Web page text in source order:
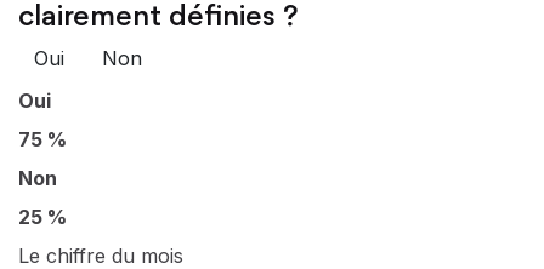
clairement définies ?
Oui
Non
Oui
75 %
Non
25 %
Le chiffre du mois